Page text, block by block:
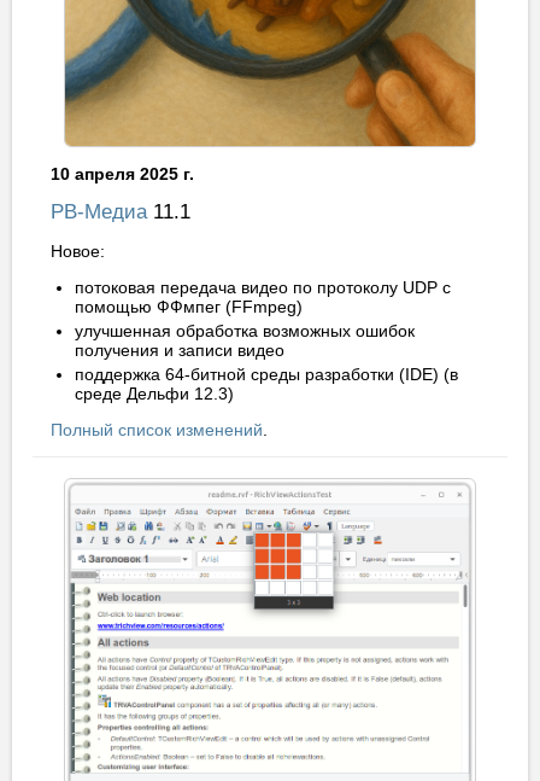
10 апреля 2025 г.
РВ-Медиа11.1
Новое:
потоковая передача видео по протоколу UDP с
помощью ФФмпег (FFmpeg)
улучшенная обработка возможных ошибок
получения и записи видео
поддержка 64-битной среды разработки (IDE) (в
среде Дельфи 12.3)
Полный список изменений.